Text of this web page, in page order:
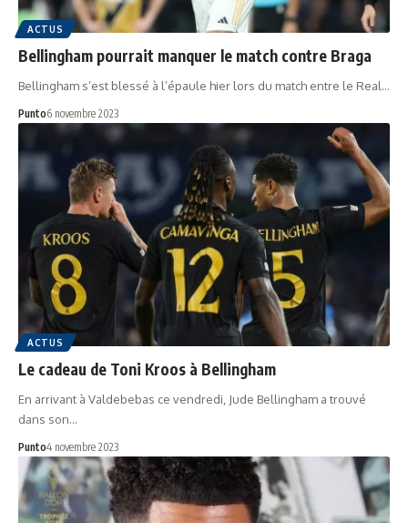
ACTUS
Bellingham pourrait manquer le match contre Braga
Bellingham s’est blessé à l’épaule hier lors du match entre le Real…
Punto6 novembre 2023
ACTUS
Le cadeau de Toni Kroos à Bellingham
En arrivant à Valdebebas ce vendredi, Jude Bellingham a trouvé
dans son…
Punto4 novembre 2023